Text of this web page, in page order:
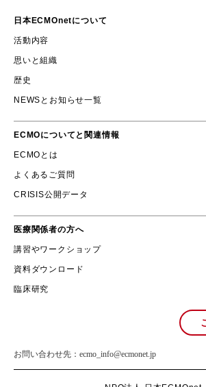
日本ECMOnetについて
活動内容
思いと組織
歴史
NEWSとお知らせ一覧
ECMOについてと関連情報
ECMOとは
よくあるご質問
CRISIS公開データ
医療関係者の方へ
講習やワークショップ
資料ダウンロード
臨床研究